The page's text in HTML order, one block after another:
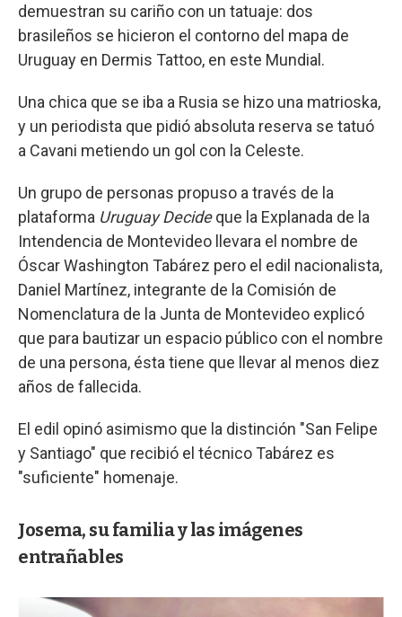
demuestran su cariño con un tatuaje: dos
brasileños se hicieron el contorno del mapa de
Uruguay en Dermis Tattoo, en este Mundial.
Una chica que se iba a Rusia se hizo una matrioska,
y un periodista que pidió absoluta reserva se tatuó
a Cavani metiendo un gol con la Celeste.
Un grupo de personas propuso a través de la
plataforma Uruguay Decideque la Explanada de la
Intendencia de Montevideo llevara el nombre de
Óscar Washington Tabárez pero el edil nacionalista,
Daniel Martínez, integrante de la Comisión de
Nomenclatura de la Junta de Montevideo explicó
que para bautizar un espacio público con el nombre
de una persona, ésta tiene que llevar al menos diez
años de fallecida.
El edil opinó asimismo que la distinción "San Felipe
y Santiago" que recibió el técnico Tabárez es
"suficiente" homenaje.
Josema, su familia y las imágenes
entrañables